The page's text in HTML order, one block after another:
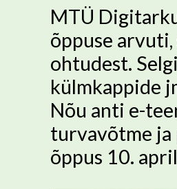
MTÜ
õppuse
ohtudest.
külmkappide
Nõu anti e-
turvavõtme ja
õppus 10.